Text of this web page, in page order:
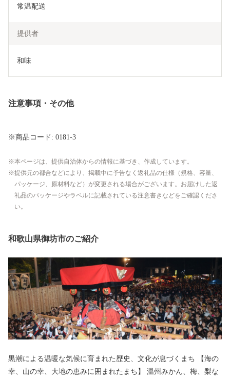
常温配送
提供者
和味
注意事項・その他
※商品コード: 0181-3
本ページは、提供自治体からの情報に基づき、作成しています。
提供元の都合などにより、掲載中に予告なく返礼品の仕様（規格、容量、
パッケージ、原材料など）が変更される場合がございます。お届けした返
礼品のパッケージやラベルに記載されている注意書きなどをご確認くださ
い。
和歌山県御坊市のご紹介
黒潮による温暖な気候に育まれた歴史、文化が息づくまち 【海の
幸、山の幸、大地の恵みに囲まれたまち】 温州みかん、梅、梨な